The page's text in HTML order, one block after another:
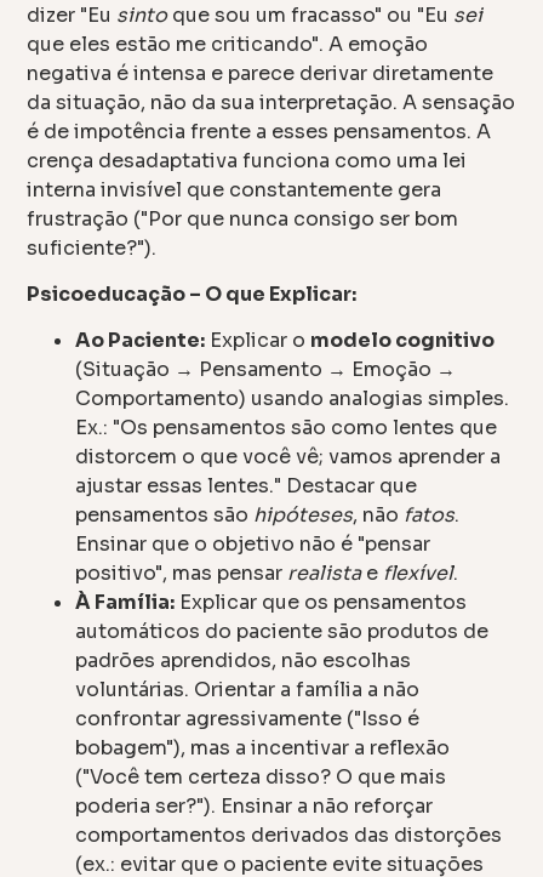
dizer "Eu sintoque sou um fracasso" ou "Eu sei
que eles estão me criticando". A emoção
negativa é intensa e parece derivar diretamente
da situação, não da sua interpretação. A sensação
é de impotência frente a esses pensamentos. A
crença desadaptativa funciona como uma lei
interna invisível que constantemente gera
frustração ("Por que nunca consigo ser bom
suficiente?").
Psicoeducação – O que Explicar:
Ao Paciente: Explicar o modelo cognitivo
(Situação → Pensamento → Emoção →
Comportamento) usando analogias simples.
Ex.: "Os pensamentos são como lentes que
distorcem o que você vê; vamos aprender a
ajustar essas lentes." Destacar que
pensamentos são hipóteses, não fatos.
Ensinar que o objetivo não é "pensar
positivo", mas pensar realistae flexível.
À Família: Explicar que os pensamentos
automáticos do paciente são produtos de
padrões aprendidos, não escolhas
voluntárias. Orientar a família a não
confrontar agressivamente ("Isso é
bobagem"), mas a incentivar a reflexão
("Você tem certeza disso? O que mais
poderia ser?"). Ensinar a não reforçar
comportamentos derivados das distorções
(ex.: evitar que o paciente evite situações